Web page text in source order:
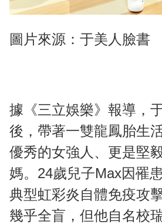
圖片來源：于美人臉書
據《三立娛樂》報導，
後，帶著一雙龍鳳胎生
優秀的女強人、更是堅
媽。24歲兒子Max因罹
典型虹彩炎自體免疫攻
幾乎全盲，但他自名校